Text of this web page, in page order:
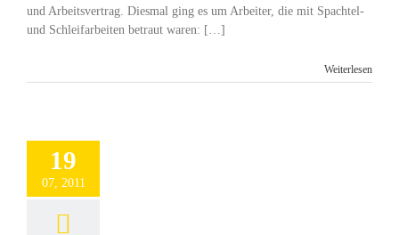
und Arbeitsvertrag. Diesmal ging es um Arbeiter, die mit Spachtel-
und Schleifarbeiten betraut waren: […]
Weiterlesen
19
07, 2011